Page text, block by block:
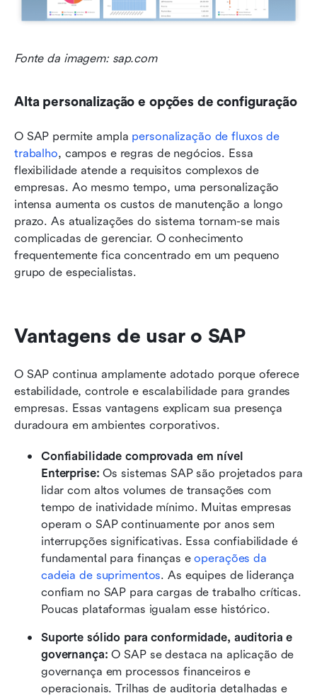
Fonte da imagem: sap.com
Alta personalização e opções de configuração
O SAP permite ampla personalização de fluxos de
trabalho, campos e regras de negócios. Essa
flexibilidade atende a requisitos complexos de
empresas. Ao mesmo tempo, uma personalização
intensa aumenta os custos de manutenção a longo
prazo. As atualizações do sistema tornam-se mais
complicadas de gerenciar. O conhecimento
frequentemente fica concentrado em um pequeno
grupo de especialistas.
Vantagens de usar o SAP
O SAP continua amplamente adotado porque oferece
estabilidade, controle e escalabilidade para grandes
empresas. Essas vantagens explicam sua presença
duradoura em ambientes corporativos.
Confiabilidade comprovada em nível
Enterprise: Os sistemas SAP são projetados para
lidar com altos volumes de transações com
tempo de inatividade mínimo. Muitas empresas
operam o SAP continuamente por anos sem
interrupções significativas. Essa confiabilidade é
fundamental para finanças e operações da
cadeia de suprimentos. As equipes de liderança
confiam no SAP para cargas de trabalho críticas.
Poucas plataformas igualam esse histórico.
Suporte sólido para conformidade, auditoria e
governança: O SAP se destaca na aplicação de
governança em processos financeiros e
operacionais. Trilhas de auditoria detalhadas e